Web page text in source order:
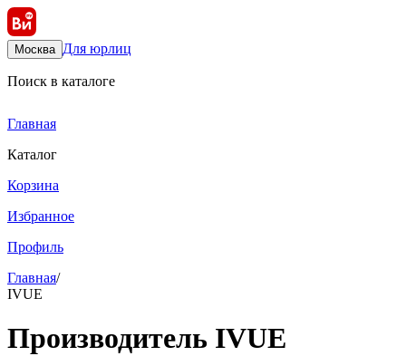
Москва Для юрлиц
Поиск в каталоге
Главная
Каталог
Корзина
Избранное
Профиль
Главная/
IVUE
Производитель IVUE